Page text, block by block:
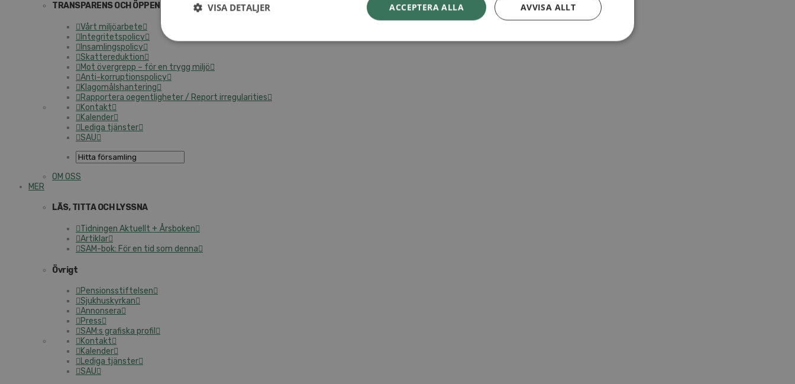
TRANSPARENS OCH ÖPPENHET
Vårt miljöarbete
Integritetspolicy
Insamlingspolicy
Skattereduktion
Mot övergrepp – för en trygg miljö
Anti-korruptionspolicy
Klagomålshantering
Rapportera oegentligheter / Report irregularities
Kontakt
Kalender
Lediga tjänster
SAU
OM OSS
MER
LÄS, TITTA OCH LYSSNA
Tidningen Aktuellt + Årsboken
Artiklar
SAM-bok: För en tid som denna
Övrigt
Pensionsstiftelsen
Sjukhuskyrkan
Annonsera
Press
SAM:s grafiska profil
Kontakt
Kalender
Lediga tjänster
SAU
ACCEPTERA ALLA AVVISA ALLT
VISA DETALJER